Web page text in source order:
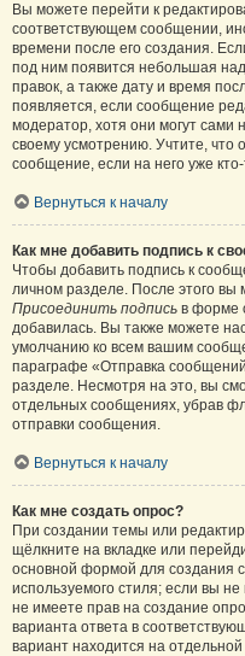
Вы можете перейти к
соответствующем сообщении,
времени после его создания.
под ним появится небольшая
правок, а также дату и время
появляется, если сообщение
модератор, хотя они могут сами
своему усмотрению. Учтите, что
сообщение, если на него уже
Вернуться к началу
Как мне добавить подпись к
Чтобы добавить подпись к
личном разделе. После этого
Присоединить подпись в форме
добавилась. Вы также можете
умолчанию ко всем вашим
параграфе «Отправка
разделе. Несмотря на это, вы
отдельных сообщениях, убрав
отправки сообщения.
Вернуться к началу
Как мне создать опрос?
При создании темы или
щёлкните на вкладке или
основной формой для создания
используемого стиля; если вы
не имеете прав на создание
варианта ответа в
вариант находится на